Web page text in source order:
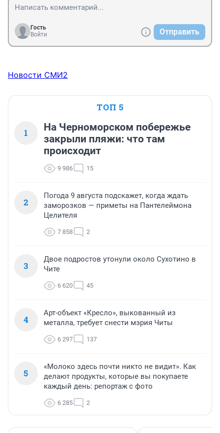
Гость
Войти
Отправить
Новости СМИ2
ТОП 5
1
На Черноморском побережье
закрыли пляжи: что там
происходит
9 986 15
2
Погода 9 августа подскажет, когда ждать
заморозков — приметы на Пантелеймона
Целителя
7 858 2
3
Двое подростов утонули около Сухотино в
Чите
6 620 45
4
Арт-объект «Кресло», выкованный из
металла, требует снести мэрия Читы
6 297 137
5
«Молоко здесь почти никто не видит». Как
делают продукты, которые вы покупаете
каждый день: репортаж с фото
6 285 2